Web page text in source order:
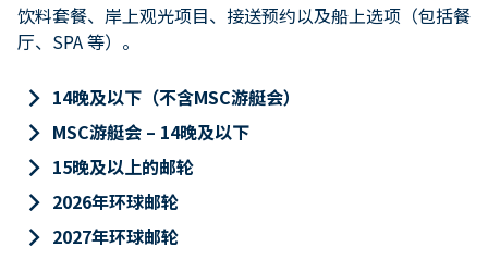
饮料套餐、岸上观光项目、接送预约以及船上选项（包括餐
厅、SPA 等）。
keyboard_arrow_right 14晚及以下（不含MSC游艇会）
keyboard_arrow_right MSC游艇会 – 14晚及以下
keyboard_arrow_right 15晚及以上的邮轮
keyboard_arrow_right 2026年环球邮轮
keyboard_arrow_right 2027年环球邮轮